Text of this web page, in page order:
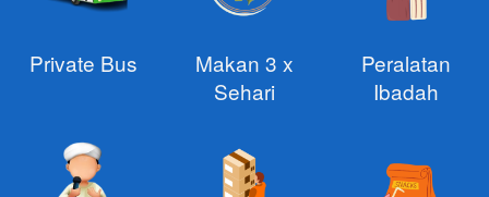
Private Bus
Makan 3 x
Sehari
Peralatan
Ibadah